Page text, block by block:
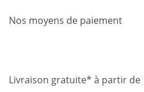
Nos moyens de paiement
Livraison gratuite* à partir